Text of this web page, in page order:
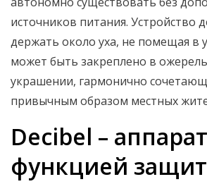
источников питания. Устройство
держать около уха, не помещая в
может быть закреплено в
украшении, гармонично
привычным образом местных
Decibel –
функцией